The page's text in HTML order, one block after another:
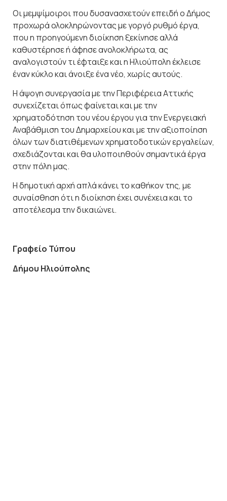
Οι μεμψίμοιροι που δυσανασχετούν επειδή ο Δήμος
προχωρά ολοκληρώνοντας με γοργό ρυθμό έργα,
που η προηγούμενη διοίκηση ξεκίνησε αλλά
καθυστέρησε ή άφησε ανολοκλήρωτα, ας
αναλογιστούν τι έφταιξε και η Ηλιούπολη έκλεισε
έναν κύκλο και άνοιξε ένα νέο, χωρίς αυτούς.
Η άψογη συνεργασία με την Περιφέρεια Αττικής
συνεχίζεται όπως φαίνεται και με την
χρηματοδότηση του νέου έργου για την Ενεργειακή
Αναβάθμιση του Δημαρχείου και με την αξιοποίηση
όλων των διατιθέμενων χρηματοδοτικών εργαλείων,
σχεδιάζονται και θα υλοποιηθούν σημαντικά έργα
στην πόλη μας.
Η δημοτική αρχή απλά κάνει το καθήκον της, με
συναίσθηση ότι η διοίκηση έχει συνέχεια και το
αποτέλεσμα την δικαιώνει.
Γραφείο Τύπου
Δήμου Ηλιούπολης